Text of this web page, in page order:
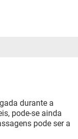
durante a
pode-se ainda
pode ser a